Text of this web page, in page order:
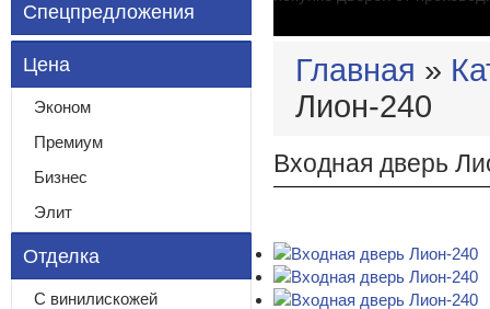
Спецпредложения
Цена
Эконом
Премиум
Бизнес
Элит
Отделка
С винилискожей
Главная »
Лион-240
Входная дверь